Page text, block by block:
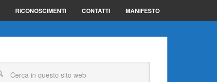
RICONOSCIMENTI CONTATTI MANIFESTO